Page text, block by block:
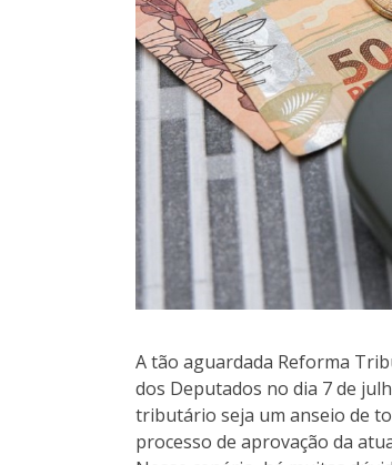
A tão aguardada Reforma
dos Deputados no dia 7 de
tributário seja um anseio de
processo de aprovação da